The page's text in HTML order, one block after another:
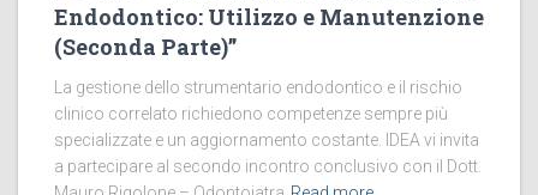
Endodontico: Utilizzo e Manutenzione
(Seconda Parte)”
La gestione dello strumentario endodontico e il rischio
clinico correlato richiedono competenze sempre più
specializzate e un aggiornamento costante. IDEA vi invita
a partecipare al secondo incontro conclusivo con il Dott.